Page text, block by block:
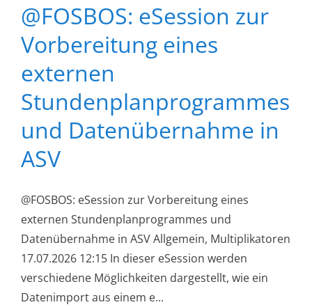
@FOSBOS: eSession zur
Vorbereitung eines
externen
Stundenplanprogrammes
und Datenübernahme in
ASV
@FOSBOS: eSession zur Vorbereitung eines
externen Stundenplanprogrammes und
Datenübernahme in ASV Allgemein, Multiplikatoren
17.07.2026 12:15 In dieser eSession werden
verschiedene Möglichkeiten dargestellt, wie ein
Datenimport aus einem e...